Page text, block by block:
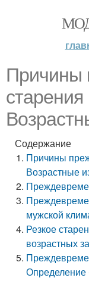
Причины
Содержание
Причины
Возрастные
мужской
Резкое
возрастных
Определение